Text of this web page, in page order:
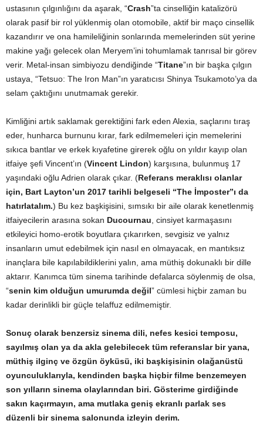
ustasının çılgınlığını da aşarak, “Crash”ta cinselliğin katalizörü
olarak pasif bir rol yüklenmiş olan otomobile, aktif bir maço cinsellik
kazandırır ve ona hamileliğinin sonlarında memelerinden süt yerine
makine yağı gelecek olan Meryem’ini tohumlamak tanrısal bir görev
verir. Metal-insan simbiyozu dendiğinde “Titane”ın bir başka çılgın
ustaya, “Tetsuo: The Iron Man”ın yaratıcısı Shinya Tsukamoto’ya da
selam çaktığını unutmamak gerekir.
Kimliğini artık saklamak gerektiğini fark eden Alexia, saçlarını tıraş
eder, hunharca burnunu kırar, fark edilmemeleri için memelerini
sıkıca bantlar ve erkek kıyafetine girerek oğlu on yıldır kayıp olan
itfaiye şefi Vincent’ın (Vincent Lindon) karşısına, bulunmuş 17
yaşındaki oğlu Adrien olarak çıkar. (Referans meraklısı olanlar
için, Bart Layton’un 2017 tarihli belgeseli “The İmposter”ı da
hatırlatalım.) Bu kez başkişisini, sımsıkı bir aile olarak kenetlenmiş
itfaiyecilerin arasına sokan Ducournau, cinsiyet karmaşasını
etkileyici homo-erotik boyutlara çıkarırken, sevgisiz ve yalnız
insanların umut edebilmek için nasıl en olmayacak, en mantıksız
inançlara bile kapılabildiklerini yalın, ama müthiş dokunaklı bir dille
aktarır. Kanımca tüm sinema tarihinde defalarca söylenmiş de olsa,
“senin kim olduğun umurumda değil” cümlesi hiçbir zaman bu
kadar derinlikli bir güçle telaffuz edilmemiştir.
Sonuç olarak benzersiz sinema dili, nefes kesici temposu,
sayılmış olan ya da akla gelebilecek tüm referanslar bir yana,
müthiş ilginç ve özgün öyküsü, iki başkişisinin olağanüstü
oyunculuklarıyla, kendinden başka hiçbir filme benzemeyen
son yılların sinema olaylarından biri. Gösterime girdiğinde
sakın kaçırmayın, ama mutlaka geniş ekranlı parlak ses
düzenli bir sinema salonunda izleyin derim.